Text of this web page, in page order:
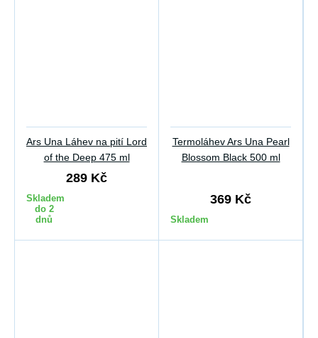
Ars Una Láhev na pití Lord
of the Deep 475 ml
289 Kč
Skladem
do 2
dnů
Termoláhev Ars Una Pearl
Blossom Black 500 ml
369 Kč
Skladem